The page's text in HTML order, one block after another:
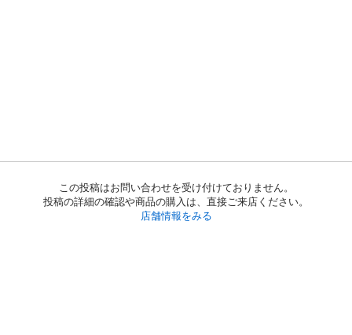
この投稿はお問い合わせを受け付けておりません。
投稿の詳細の確認や商品の購入は、直接ご来店ください。
店舗情報をみる